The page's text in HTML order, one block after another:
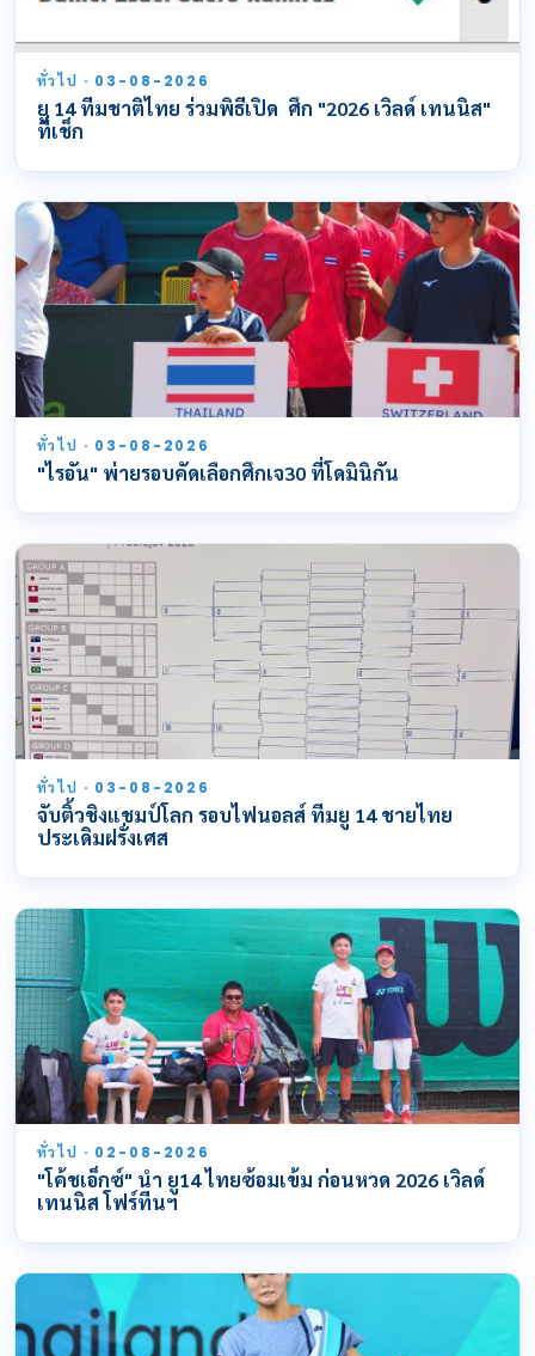
ทั่วไป · 03-08-2026
ยู 14 ทีมชาติไทย ร่วมพิธีเปิด ศึก "2026 เวิลด์ เทนนิส"
ที่เช็ก
ทั่วไป · 03-08-2026
"ไรอัน" พ่ายรอบคัดเลือกศึกเจ30 ที่โดมินิกัน
ทั่วไป · 03-08-2026
จับติ้วชิงแชมป์โลก รอบไฟนอลส์ ทีมยู 14 ชายไทย
ประเดิมฝรั่งเศส
ทั่วไป · 02-08-2026
"โค้ชเอ็กซ์" นำ ยู14 ไทยซ้อมเข้ม ก่อนหวด 2026 เวิลด์
เทนนิส โฟร์ทีนฯ